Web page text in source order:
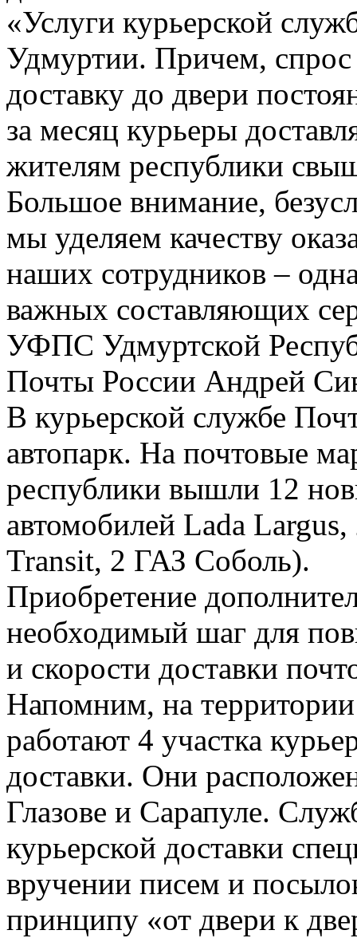
«Услуги курьерской
Удмуртии. Причем, спрос
доставку до двери
за месяц курьеры
жителям республики
Большое внимание,
мы уделяем качеству
наших сотрудников –
важных составляющих
УФПС Удмуртской
Почты России Андрей
В курьерской службе
автопарк. На почтовые
республики вышли 12
автомобилей Lada
Transit, 2 ГАЗ Соболь).
Приобретение
необходимый шаг для
и скорости доставки
Напомним, на
работают 4 участка
доставки. Они
Глазове и Сарапуле.
курьерской доставки
вручении писем и
принципу «от двери к